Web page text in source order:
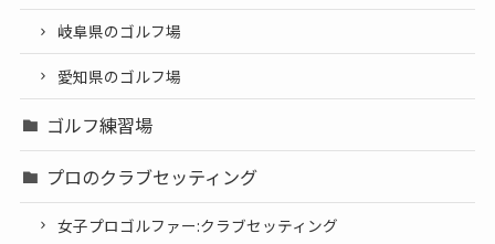
岐阜県のゴルフ場
愛知県のゴルフ場
ゴルフ練習場
プロのクラブセッティング
女子プロゴルファー:クラブセッティング